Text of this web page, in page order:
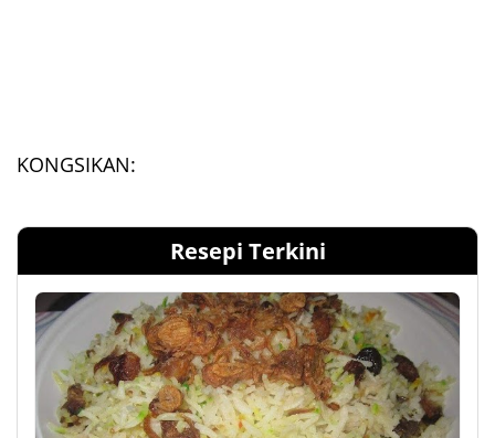
KONGSIKAN:
Resepi Terkini